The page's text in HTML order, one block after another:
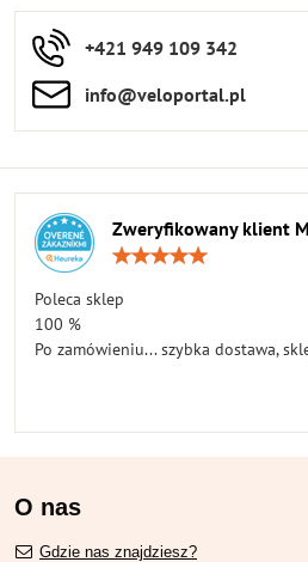
+421 949 109 342
info​​@veloportal​.pl
Zweryfikowany klient
Poleca sklep
100 %
Po zamówieniu... szybka dostawa,
O nas
Gdzie nas znajdziesz?